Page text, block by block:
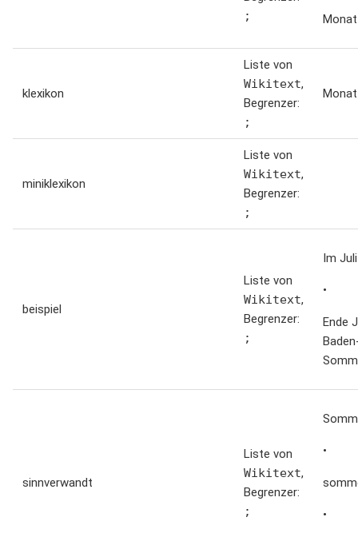
;
klexikon
Liste von
Wikitext,
Begrenzer:
;
Monat
miniklexikon
Liste von
Wikitext,
Begrenzer:
;
beispiel
Liste von
Wikitext,
Begrenzer:
;
Im
•
Ende
sinnverwandt
Liste von
Wikitext,
Begrenzer:
;
•
•